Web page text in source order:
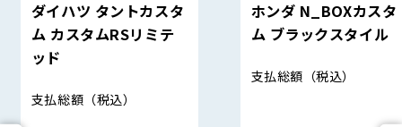
ダイハツ タントカスタ
ム カスタムRSリミテ
ッド
支払総額 （税込）
ホンダ N_BOXカスタ
ム ブラックスタイル
支払総額 （税込）